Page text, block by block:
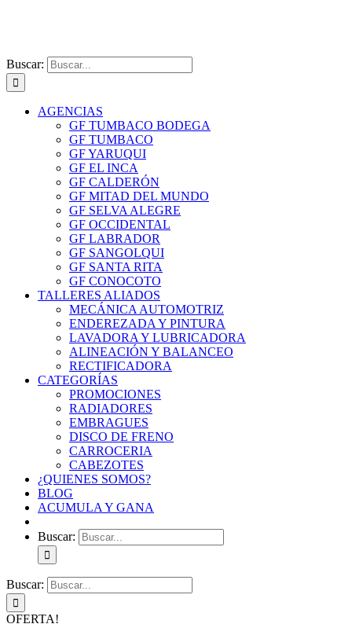
Buscar:
AGENCIAS
GF TUMBACO BODEGA
GF TUMBACO
GF YARUQUI
GF EL INCA
GF CALDERÓN
GF MITAD DEL MUNDO
GF SELVA ALEGRE
GF OCCIDENTAL
GF LABRADOR
GF SANGOLQUI
GF SANTA RITA
GF CONOCOTO
TALLERES ALIADOS
MECÁNICA AUTOMOTRIZ
ENDEREZADA Y PINTURA
LAVADORA Y LUBRICADORA
ALINEACIÓN Y BALANCEO
RECTIFICADORA
CATEGORÍAS
PROMOCIONES
RADIADORES
EMBRAGUES
DISCO DE FRENO
CARROCERIA
CABEZOTES
¿QUIENES SOMOS?
BLOG
ACUMULA Y GANA
Buscar:
Buscar:
OFERTA!